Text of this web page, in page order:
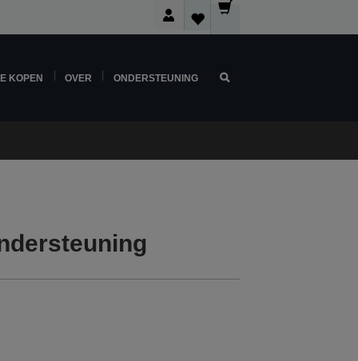
KOPEN OVER ONDERSTEUNING